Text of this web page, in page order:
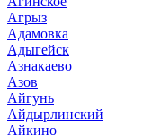
Агрыз
Адамовка
Адыгейск
Азнакаево
Азов
Айгунь
Айдырлинский
Айкино